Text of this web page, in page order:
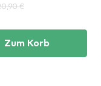
€
Zum Korb